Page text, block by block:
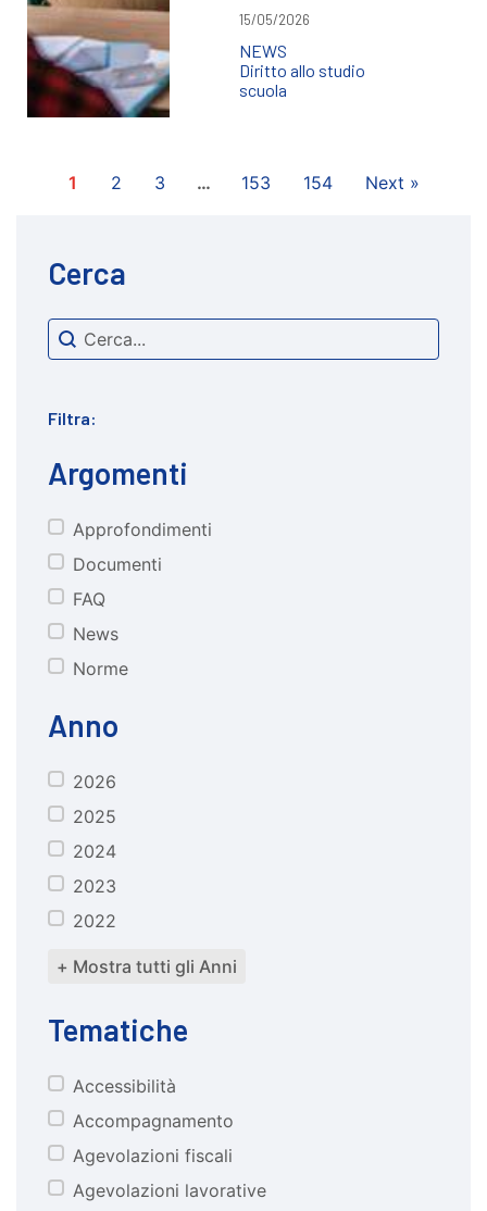
15/05/2026
NEWS
Diritto allo studio
scuola
1 2 3 … 153 154 Next »
Cerca
cerca
Search content
Filtra:
Argomenti
CATEGORIE
Approfondimenti
Documenti
FAQ
News
Norme
Anno
anno2026
2025
2024
2023
2022
+ Mostra tutti gli Anni
Tematiche
tematiche
Accessibilità
Accompagnamento
Agevolazioni fiscali
Agevolazioni lavorative